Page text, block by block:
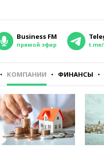
Business FM
прямой эфир t.me/
КОМПАНИИ ФИНАНСЫ